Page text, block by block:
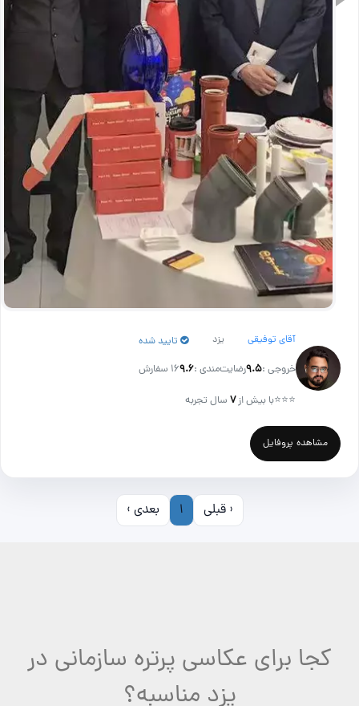
آقای توفیقی یزد تایید شده
خروجی :۹.۵رضایت‌مندی :۹.۶16 سفارش
⭐⭐⭐با بیش از۷سال تجربه
مشاهده پروفایل
‹ قبلی 1 بعدی ›
کجا برای عکاسی پرتره سازمانی در
یزد مناسبه؟